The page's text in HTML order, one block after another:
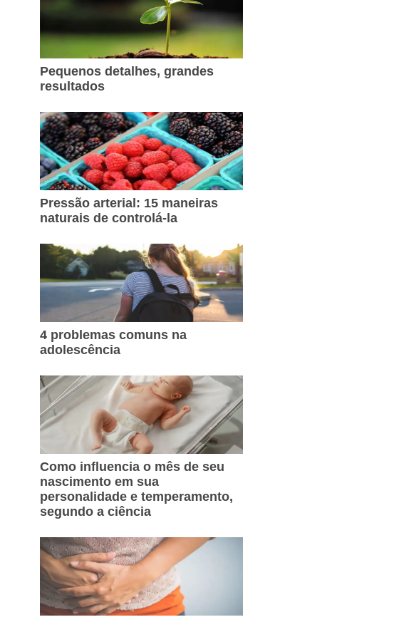
Pequenos detalhes, grandes
resultados
Pressão arterial: 15 maneiras
naturais de controlá-la
4 problemas comuns na
adolescência
Como influencia o mês de seu
nascimento em sua
personalidade e temperamento,
segundo a ciência